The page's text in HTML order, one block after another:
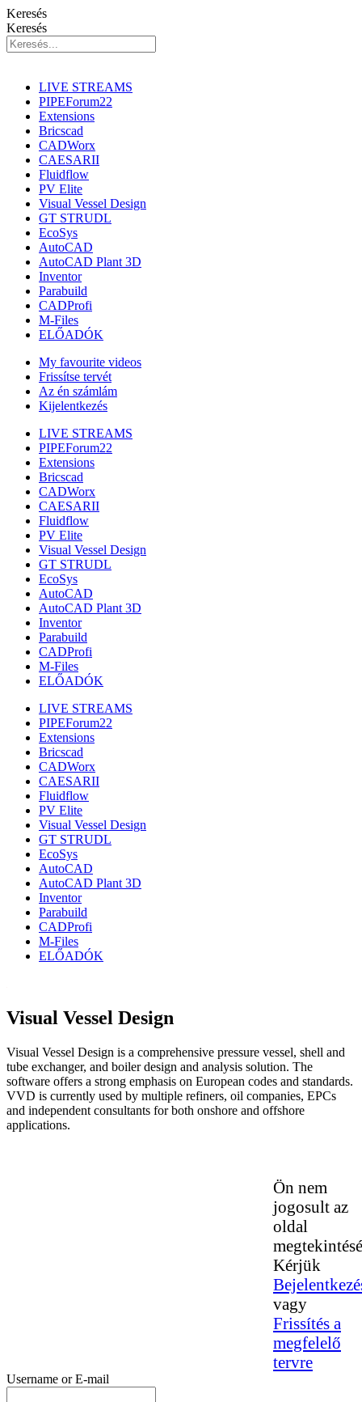
Keresés
Keresés
LIVE STREAMS
PIPEForum22
Extensions
Bricscad
CADWorx
CAESARII
Fluidflow
PV Elite
Visual Vessel Design
GT STRUDL
EcoSys
AutoCAD
AutoCAD Plant 3D
Inventor
Parabuild
CADProfi
M-Files
ELŐADÓK
My favourite videos
Frissítse tervét
Az én számlám
Kijelentkezés
LIVE STREAMS
PIPEForum22
Extensions
Bricscad
CADWorx
CAESARII
Fluidflow
PV Elite
Visual Vessel Design
GT STRUDL
EcoSys
AutoCAD
AutoCAD Plant 3D
Inventor
Parabuild
CADProfi
M-Files
ELŐADÓK
LIVE STREAMS
PIPEForum22
Extensions
Bricscad
CADWorx
CAESARII
Fluidflow
PV Elite
Visual Vessel Design
GT STRUDL
EcoSys
AutoCAD
AutoCAD Plant 3D
Inventor
Parabuild
CADProfi
M-Files
ELŐADÓK
Visual Vessel Design
Visual Vessel Design is a comprehensive pressure vessel, shell and
tube exchanger, and boiler design and analysis solution. The
software offers a strong emphasis on European codes and standards.
VVD is currently used by multiple refiners, oil companies, EPCs
and independent consultants for both onshore and offshore
applications.
Ön nem
jogosult az
oldal
Kérjük
vagy
Frissítés a
megfelelő
tervre
Username or E-mail